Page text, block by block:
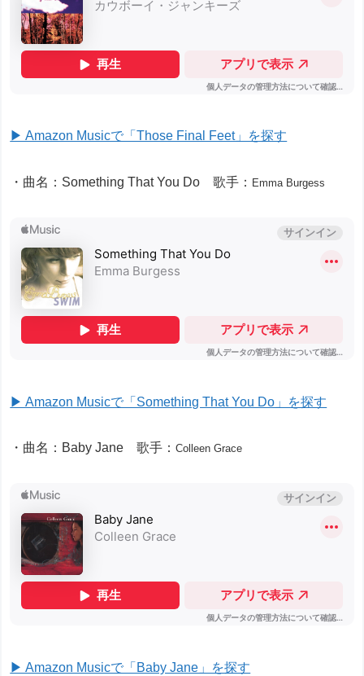
▶ Amazon Musicで「Those Final Feet」を探す
・曲名：Something That You Do 歌手： Emma Burgess
▶ Amazon Musicで「Something That You Do」を探す
・曲名：Baby Jane 歌手：Colleen Grace
▶ Amazon Musicで「Baby Jane」を探す